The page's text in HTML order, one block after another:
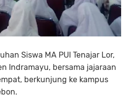
Siswa MA PUI Tenajar Lor,
Indramayu, bersama jajaraan
berkunjung ke kampus